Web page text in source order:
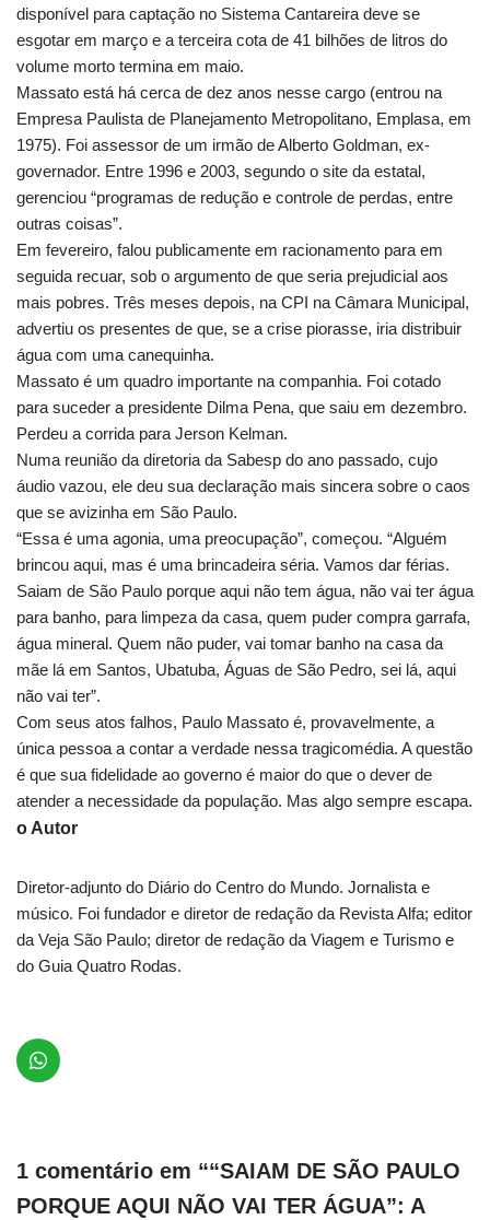
disponível para captação no Sistema Cantareira deve se
esgotar em março e a terceira cota de 41 bilhões de litros do
volume morto termina em maio.
Massato está há cerca de dez anos nesse cargo (entrou na
Empresa Paulista de Planejamento Metropolitano, Emplasa, em
1975). Foi assessor de um irmão de Alberto Goldman, ex-
governador. Entre 1996 e 2003, segundo o site da estatal,
gerenciou “programas de redução e controle de perdas, entre
outras coisas”.
Em fevereiro, falou publicamente em racionamento para em
seguida recuar, sob o argumento de que seria prejudicial aos
mais pobres. Três meses depois, na CPI na Câmara Municipal,
advertiu os presentes de que, se a crise piorasse, iria distribuir
água com uma canequinha.
Massato é um quadro importante na companhia. Foi cotado
para suceder a presidente Dilma Pena, que saiu em dezembro.
Perdeu a corrida para Jerson Kelman.
Numa reunião da diretoria da Sabesp do ano passado, cujo
áudio vazou, ele deu sua declaração mais sincera sobre o caos
que se avizinha em São Paulo.
“Essa é uma agonia, uma preocupação”, começou. “Alguém
brincou aqui, mas é uma brincadeira séria. Vamos dar férias.
Saiam de São Paulo porque aqui não tem água, não vai ter água
para banho, para limpeza da casa, quem puder compra garrafa,
água mineral. Quem não puder, vai tomar banho na casa da
mãe lá em Santos, Ubatuba, Águas de São Pedro, sei lá, aqui
não vai ter”.
Com seus atos falhos, Paulo Massato é, provavelmente, a
única pessoa a contar a verdade nessa tragicomédia. A questão
é que sua fidelidade ao governo é maior do que o dever de
atender a necessidade da população. Mas algo sempre escapa.
o Autor
Diretor-adjunto do Diário do Centro do Mundo. Jornalista e
músico. Foi fundador e diretor de redação da Revista Alfa; editor
da Veja São Paulo; diretor de redação da Viagem e Turismo e
do Guia Quatro Rodas.
1 comentário em ““SAIAM DE SÃO PAULO
PORQUE AQUI NÃO VAI TER ÁGUA”: A